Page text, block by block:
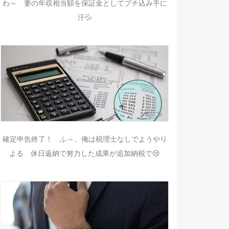
わ～ 妻の年収相当額を保証金としてブチ込み手に
汗💦
確定申告終了！ ふ～、俺は税理士なしでようやり
よる 休日返納で努力した成果が追加納税で😢